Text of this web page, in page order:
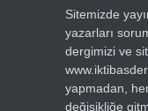
Sitemizde
yazarları
dergimizi ve
yapmadan,
değişikliğe